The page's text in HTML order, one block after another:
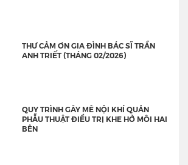
THƯ CẢM ƠN GIA ĐÌNH BÁC SĨ TRẦN
ANH TRIẾT (THÁNG 02/2026)
QUY TRÌNH GÂY MÊ NỘI KHÍ QUẢN
PHẪU THUẬT ĐIỀU TRỊ KHE HỞ MÔI HAI
BÊN